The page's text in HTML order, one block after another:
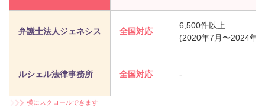
弁護士法人ジェネシス 全国対応
6,500件以上
(2020年7月〜2024年
ルシェル法律事務所 全国対応 -
横にスクロールできます